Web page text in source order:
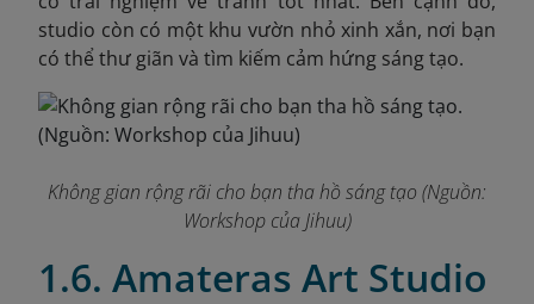
studio còn có một khu vườn nhỏ xinh xắn, nơi bạn
có thể thư giãn và tìm kiếm cảm hứng sáng tạo.
Không gian rộng rãi cho bạn tha hồ sáng tạo (Nguồn:
Workshop của Jihuu)
1.6. Amateras Art Studio